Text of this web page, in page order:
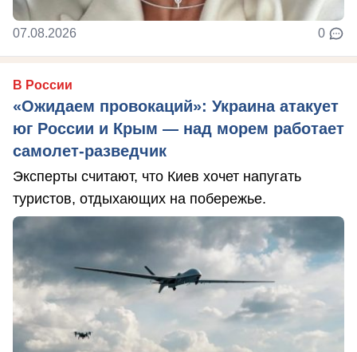
07.08.2026 0
В России
«Ожидаем провокаций»: Украина атакует
юг России и Крым — над морем работает
самолет-разведчик
Эксперты считают, что Киев хочет напугать
туристов, отдыхающих на побережье.